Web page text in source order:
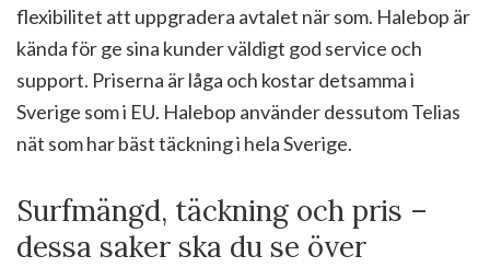
flexibilitet att uppgradera avtalet när som. Halebop är
kända för ge sina kunder väldigt god service och
support. Priserna är låga och kostar detsamma i
Sverige som i EU. Halebop använder dessutom Telias
nät som har bäst täckning i hela Sverige.
Surfmängd, täckning och pris –
dessa saker ska du se över